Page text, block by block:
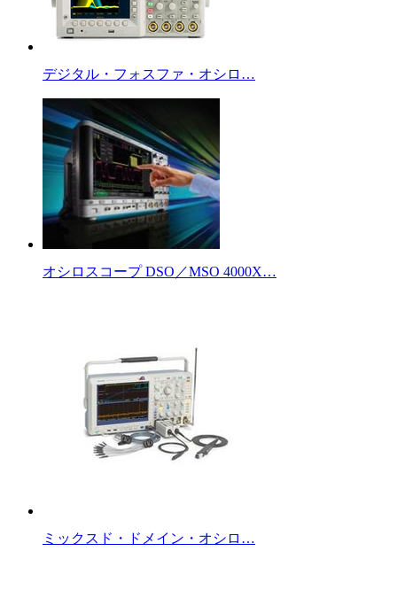
デジタル・フォスファ・オシロ…
オシロスコープ DSO／MSO 4000X…
ミックスド・ドメイン・オシロ…